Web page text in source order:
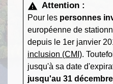
warning Attention :
Pour les personnes
européenne de
depuis le 1er janvier
inclusion (CMI).
jusqu'à sa date
jusqu'au 31